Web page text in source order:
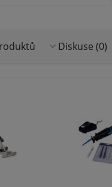
Diskuse (0)